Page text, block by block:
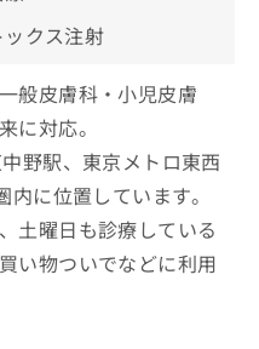
クス注射
般皮膚科・小児皮膚
に対応。
野駅、東京メトロ東西
に位置しています。
土曜日も診療している
い物ついでなどに利用